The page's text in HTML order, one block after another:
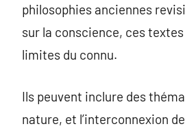
philosophies anciennes
sur la conscience, ces
limites du connu.
Ils peuvent inclure des
nature, et l’interconnexion